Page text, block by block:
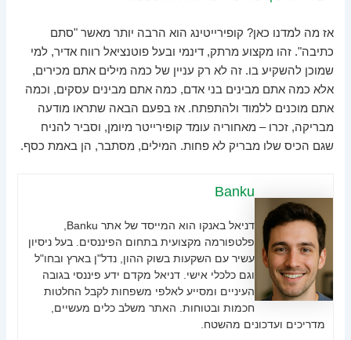
אז מה למדנו כאן? קופירייטינג הוא הרבה יותר מאשר "סתם
כתיבה". זהו מקצוע מרתק, דינמי ובעל פוטנציאל רווח אדיר, למי
שמוכן להשקיע בו. זה לא רק עניין של כמה מילים אתם מכירים,
אלא כמה אתם מבינים בני אדם, כמה אתם מבינים עסקים, וכמה
אתם מוכנים ללמוד ולהתפתח. אז בפעם הבאה שתראו מודעה
מבריקה, זכרו – מאחוריה עומד קופירייטר מיומן, וסביר להניח
שגם הכיס שלו מבריק לא פחות. המילים, מסתבר, הן באמת כסף.
Banku
פלטפורמה מקצועית בתחום הפיננסים. בעל ניסיון
עשיר עם השקעות בשוק ההון, נדל"ן בארץ ובחו"ל
וגם כלכלי אישי. דניאל מקדם ידע פיננסי בגובה
העיניים ומסייע לאלפי משפחות לקבל החלטות
חכמות ובטוחות. האתר משלב כלים מעשיים,
מדריכים ועדכונים מהשטח.